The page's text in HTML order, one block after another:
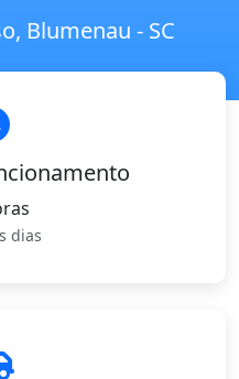
Blumenau - SC
dias